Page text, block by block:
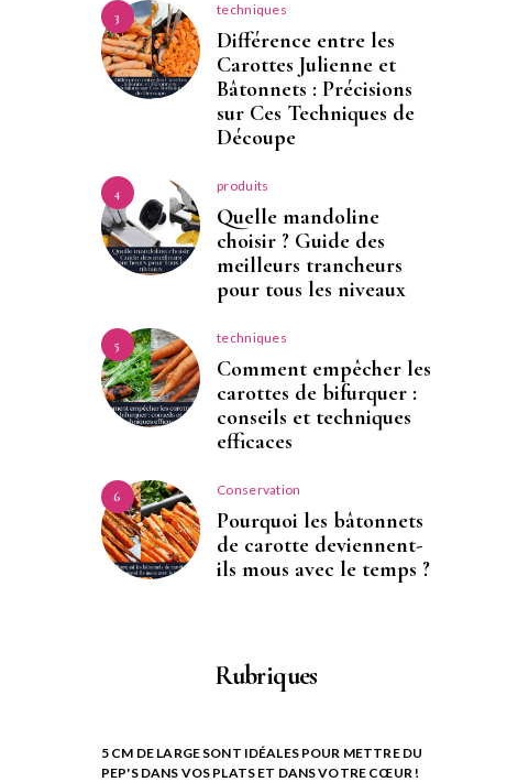
3 techniques
Différence entre les
Carottes Julienne et
Bâtonnets : Précisions
sur Ces Techniques de
Découpe
4 produits
Quelle mandoline
choisir ? Guide des
meilleurs trancheurs
pour tous les niveaux
5 techniques
Comment empêcher les
carottes de bifurquer :
conseils et techniques
efficaces
6 Conservation
Pourquoi les bâtonnets
de carotte deviennent-
ils mous avec le temps ?
Rubriques
5 CM DE LARGE SONT IDÉALES POUR METTRE DU
PEP'S DANS VOS PLATS ET DANS VOTRE CŒUR !